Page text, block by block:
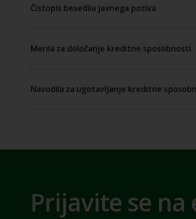
Čistopis besedila javnega poziva
Merila za določanje kreditne sposobnosti
Navodila za ugotavljanje kreditne
Prijavite se na